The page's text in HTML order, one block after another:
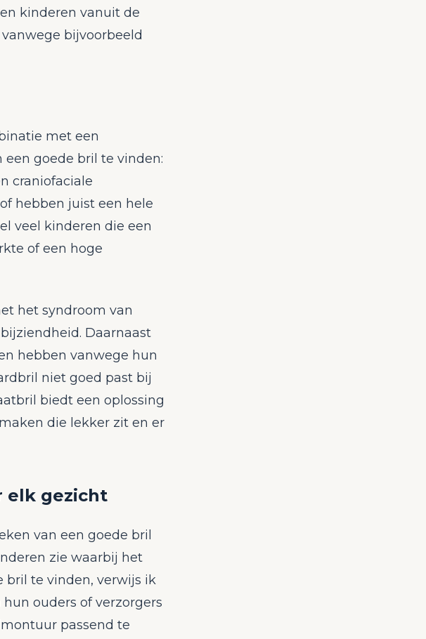
kinderen vanuit de
bijvoorbeeld
met een
goede bril te vinden:
craniofaciale
hebben juist een hele
veel kinderen die een
of een hoge
het syndroom van
Daarnaast
hebben vanwege hun
niet goed past bij
biedt een oplossing
die lekker zit en er
elk gezicht
van een goede bril
zie waarbij het
bril te vinden, verwijs ik
ouders of verzorgers
passend te